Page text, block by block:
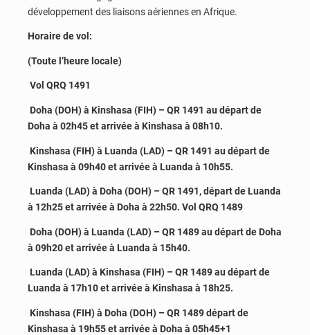
développement des liaisons aériennes en Afrique.
Horaire de vol:
(Toute l’heure locale)
Vol QRQ 1491
Doha (DOH) à Kinshasa (FIH) – QR 1491 au départ de
Doha à 02h45 et arrivée à Kinshasa à 08h10.
Kinshasa (FIH) à Luanda (LAD) – QR 1491 au départ de
Kinshasa à 09h40 et arrivée à Luanda à 10h55.
Luanda (LAD) à Doha (DOH) – QR 1491, départ de Luanda
à 12h25 et arrivée à Doha à 22h50. Vol QRQ 1489
Doha (DOH) à Luanda (LAD) – QR 1489 au départ de Doha
à 09h20 et arrivée à Luanda à 15h40.
Luanda (LAD) à Kinshasa (FIH) – QR 1489 au départ de
Luanda à 17h10 et arrivée à Kinshasa à 18h25.
Kinshasa (FIH) à Doha (DOH) – QR 1489 départ de
Kinshasa à 19h55 et arrivée à Doha à 05h45+1